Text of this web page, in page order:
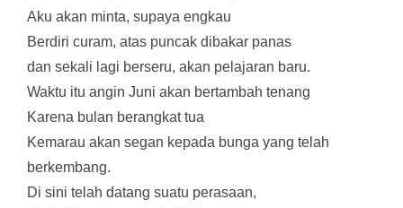
Aku akan minta, supaya engkau
Berdiri curam, atas puncak dibakar panas
dan sekali lagi berseru, akan pelajaran baru.
Waktu itu angin Juni akan bertambah tenang
Karena bulan berangkat tua
Kemarau akan segan kepada bunga yang telah
berkembang.
Di sini telah datang suatu perasaan,